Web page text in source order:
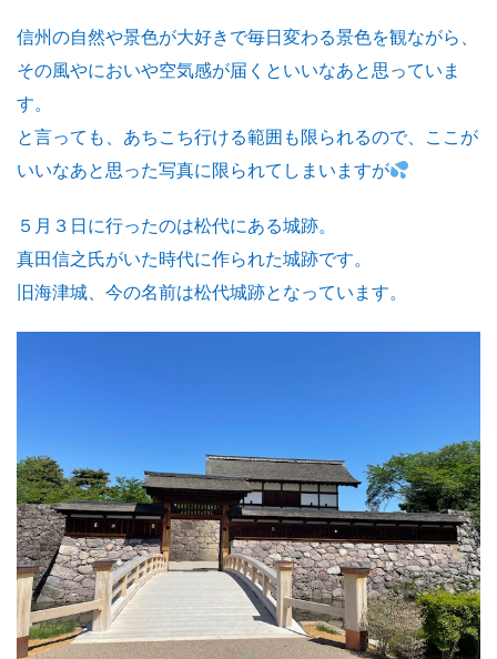
信州の自然や景色が大好きで毎日変わる景色を観ながら、
その風やにおいや空気感が届くといいなあと思っていま
す。
と言っても、あちこち行ける範囲も限られるので、ここが
いいなあと思った写真に限られてしまいますが
５月３日に行ったのは松代にある城跡。
真田信之氏がいた時代に作られた城跡です。
旧海津城、今の名前は松代城跡となっています。